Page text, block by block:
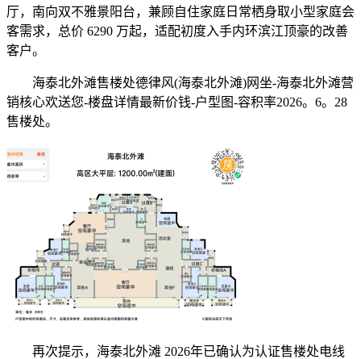
厅，南向双不雅景阳台，兼顾自住家庭日常栖身取小型家庭会
客需求，总价 6290 万起，适配初度入手内环滨江顶豪的改善
客户。
海泰北外滩售楼处德律风(海泰北外滩)网坐-海泰北外滩营
销核心欢送您-楼盘详情最新价钱-户型图-容积率2026。6。28
售楼处。
再次提示，海泰北外滩 2026年已确认为认证售楼处电线